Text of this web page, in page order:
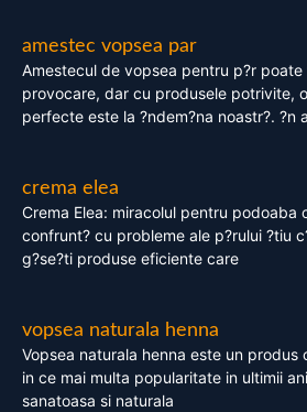
amestec vopsea par
Amestecul de vopsea pentru p?r poate
provocare, dar cu produsele potrivite,
perfecte este la ?ndem?na noastr?. ?n
crema elea
Crema Elea: miracolul pentru podoaba
confrunt? cu probleme ale p?rului ?tiu
g?se?ti produse eficiente care
vopsea naturala henna
Vopsea naturala henna este un
in ce mai multa popularitate in ultimii
sanatoasa si naturala